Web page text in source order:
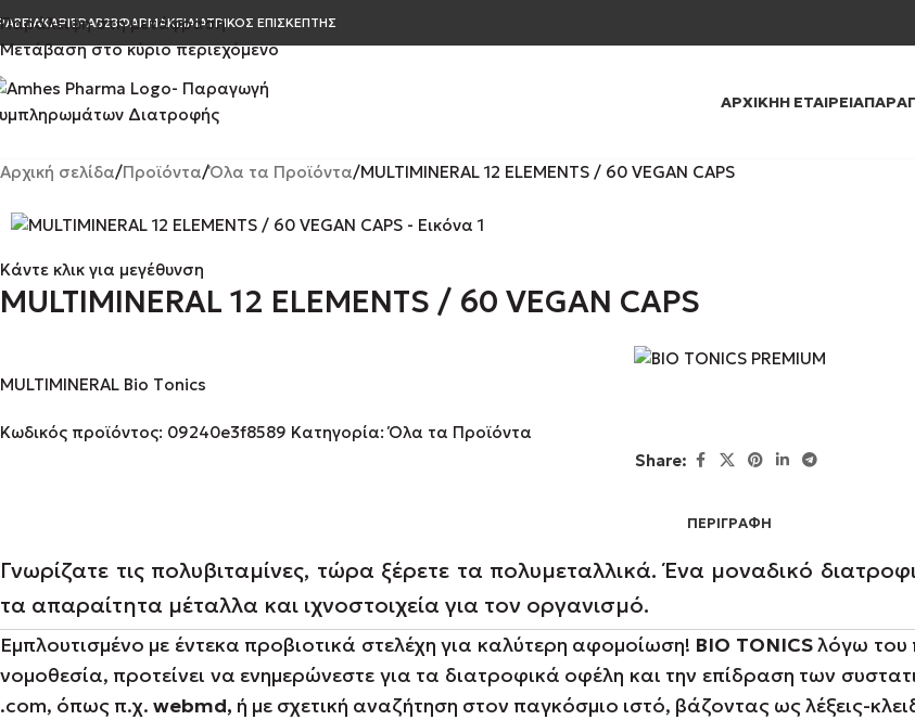
Παράλειψη στη μετάφραση
Μετάβαση στο κύριο περιεχόμενο
ΚΑΡΙΈΡΑΒ2ΒΦΑΡΜΑΚΕΊΑΙΑΤΡΙΚΌΣ ΕΠΙΣΚΈΠΤΗΣ
ΑΡΧΙΚΉΗ ΕΤΑΙΡΕΊΑ
Αρχική σελίδα Προϊόντα Όλα τα Προϊόντα MULTIMINERAL 12 ELEMENTS / 60 VEGAN CAPS
Κάντε κλικ για μεγέθυνση
MULTIMINERAL 12 ELEMENTS / 60 VEGAN CAPS
MULTIMINERAL Bio Τonics
Κωδικός προϊόντος: 09240e3f8589 Κατηγορία: Όλα τα Προϊόντα
Share:
ΠΕΡΙΓΡΑΦΉ
Γνωρίζατε τις πολυβιταμίνες, τώρα ξέρετε τα πολυμεταλλικά. Ένα μοναδικό
τα απαραίτητα μέταλλα και ιχνοστοιχεία για τον οργανισμό.
Εμπλουτισμένο με έντεκα προβιοτικά στελέχη για καλύτερη αφομοίωση! BIO TONICSλόγω του
νομοθεσία, προτείνει να ενημερώνεστε για τα διατροφικά οφέλη και την επίδραση των
.com, όπως π.χ. webmd, ή με σχετική αναζήτηση στον παγκόσμιο ιστό, βάζοντας ως λέξεις-